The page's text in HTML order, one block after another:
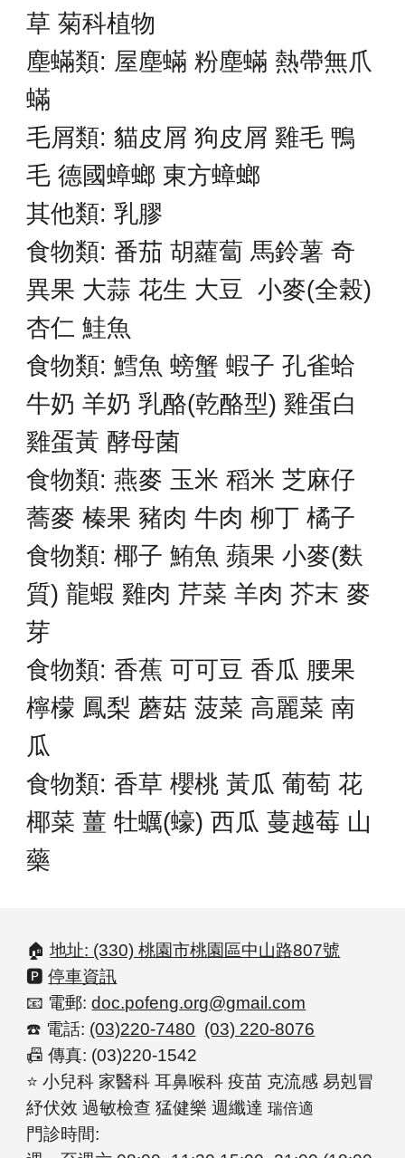
草 菊科植物
塵蟎類: 屋塵蟎 粉塵蟎 熱帶無爪
蟎
毛屑類: 貓皮屑 狗皮屑 雞毛 鴨
毛 德國蟑螂 東方蟑螂
其他類: 乳膠
食物類: 番茄 胡蘿蔔 馬鈴薯 奇
異果 大蒜 花生 大豆 小麥(全榖)
杏仁 鮭魚
食物類: 鱈魚 螃蟹 蝦子 孔雀蛤
牛奶 羊奶 乳酪(乾酪型) 雞蛋白
雞蛋黃 酵母菌
食物類:燕麥 玉米 稻米 芝麻仔
蕎麥 榛果 豬肉 牛肉 柳丁 橘子
食物類: 椰子 鮪魚 蘋果 小麥(麩
質) 龍蝦 雞肉 芹菜 羊肉 芥末 麥
芽
食物類: 香蕉 可可豆 香瓜 腰果
檸檬 鳳梨 蘑菇 菠菜 高麗菜 南
瓜
食物類: 香草櫻桃 黃瓜 葡萄 花
椰菜 薑 牡蠣(蠔) 西瓜 蔓越莓 山
藥
🏠地址: (330) 桃園市桃園區中山路807號
🅿️停車資訊
📧 電郵: doc.pofeng.org@gmail.com
☎️ 電話: (03)220-7480 (03) 220-8076
📠傳真: (03)220-1542
⭐小兒科 家醫科 耳鼻喉科 疫苗 克流感 易剋冒
紓伏效 過敏檢查 猛健樂 週纖達 瑞倍適
門診時間: